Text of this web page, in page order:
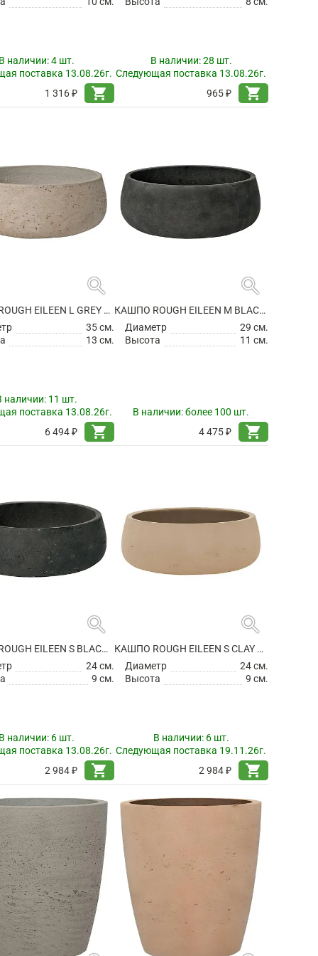
наличии:4 шт.
поставка 13.08.26г.
1 316 ₽
shopping_cart
В наличии:28 шт.
Следующая поставка 13.08.26г.
965 ₽
shopping_cart
search
КАШПО ROUGH EILEEN L GREY WASHED
35 см.
13 см.
наличии: 11 шт.
поставка 13.08.26г.
6 494 ₽
shopping_cart
search
КАШПО ROUGH EILEEN M BLACK WASHED
Диаметр
29 см.
Высота
11 см.
В наличии:более 100 шт.
4 475 ₽
shopping_cart
search
КАШПО ROUGH EILEEN S BLACK WASHED
24 см.
9 см.
наличии: 6 шт.
поставка 13.08.26г.
2 984 ₽
shopping_cart
search
КАШПО ROUGH EILEEN S CLAY WASHED
Диаметр
24 см.
Высота
9 см.
В наличии: 6 шт.
Следующая поставка 19.11.26г.
2 984 ₽
shopping_cart